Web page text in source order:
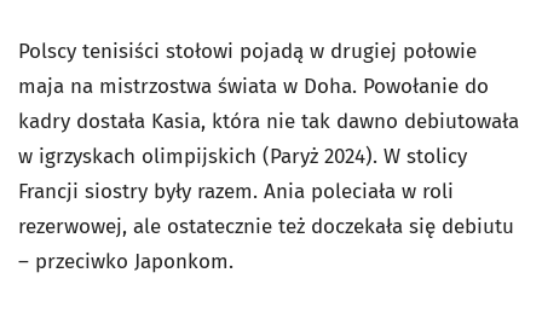
Polscy tenisiści stołowi pojadą w drugiej połowie
maja na mistrzostwa świata w Doha. Powołanie do
kadry dostała Kasia, która nie tak dawno debiutowała
w igrzyskach olimpijskich (Paryż 2024). W stolicy
Francji siostry były razem. Ania poleciała w roli
rezerwowej, ale ostatecznie też doczekała się debiutu
– przeciwko Japonkom.